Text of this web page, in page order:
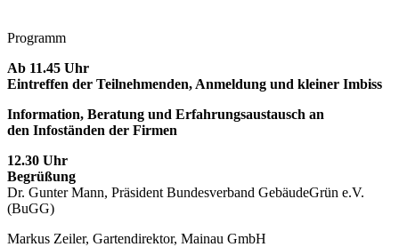
Programm
Ab 11.45 Uhr
Eintreffen der Teilnehmenden, Anmeldung und kleiner Imbiss
Information, Beratung und Erfahrungsaustausch an
den Infoständen der Firmen
12.30 Uhr
Begrüßung
Dr. Gunter Mann, Präsident Bundesverband GebäudeGrün e.V.
(BuGG)
Markus Zeiler, Gartendirektor, Mainau GmbH